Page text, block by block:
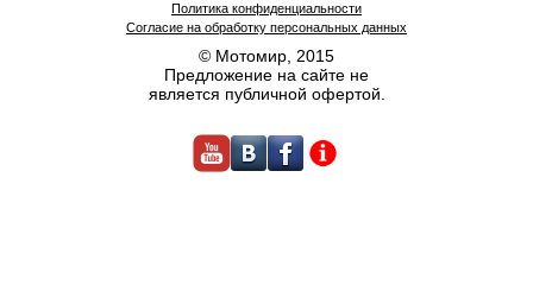
© Мотомир, 2015
Предложение на сайте не
является публичной офертой.
Политика конфиденциальности
Согласие на обработку персональных данных